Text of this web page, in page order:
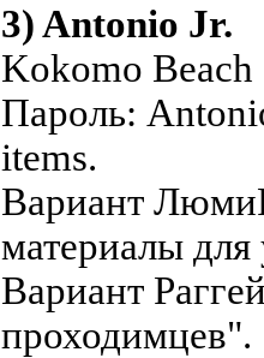
3) Antonio Jr.
Kokomo
Пароль:
items.
Вариант
материалы
Вариант
проходимцев".